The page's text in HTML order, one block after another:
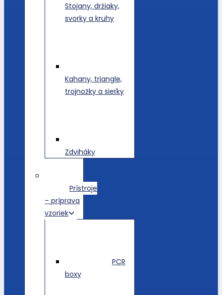
Stojany, držiaky,
svorky a kruhy
Kahany, triangle,
trojnožky a sieťky
Zdviháky
Prístroje
– príprava
vzoriek
PCR
boxy